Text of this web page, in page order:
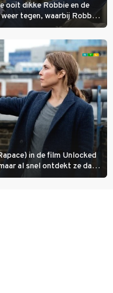
ooit dikke Robbie en de
tegen, waarbij Robbie,
de CIA, Calvins hulp
in de film Unlocked
al snel ontdekt ze dat
heeft.